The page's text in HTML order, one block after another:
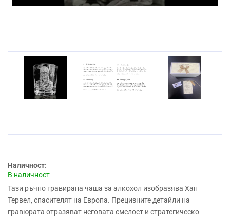
Наличност:
В наличност
Тази ръчно гравирана чаша за алкохол изобразява Хан
Тервел, спасителят на Европа. Прецизните детайли на
гравюрата отразяват неговата смелост и стратегическо